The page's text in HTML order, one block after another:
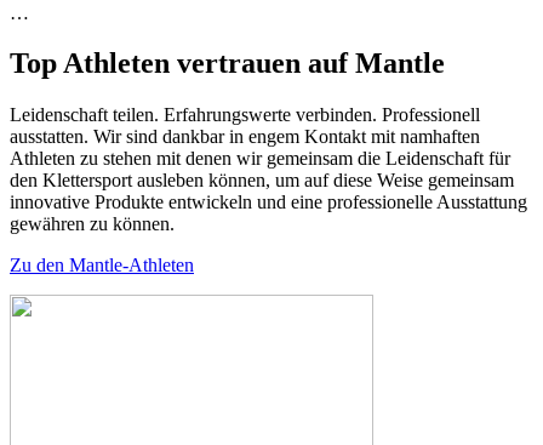
…
Top Athleten vertrauen auf Mantle
Leidenschaft teilen. Erfahrungswerte verbinden. Professionell
ausstatten. Wir sind dankbar in engem Kontakt mit namhaften
Athleten zu stehen mit denen wir gemeinsam die Leidenschaft für
den Klettersport ausleben können, um auf diese Weise gemeinsam
innovative Produkte entwickeln und eine professionelle Ausstattung
gewähren zu können.
Zu den Mantle-Athleten